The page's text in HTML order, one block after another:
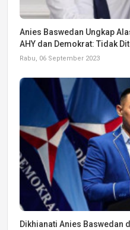
Anies Baswedan Ungkap
AHY dan Demokrat: Tidak
Rabu, 06 September 2023
Dikhianati Anies Baswedan